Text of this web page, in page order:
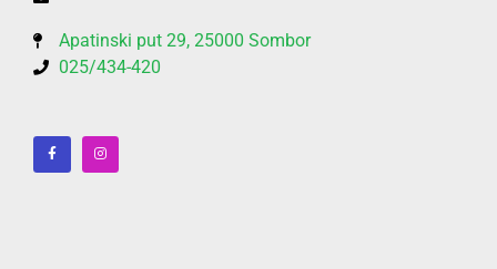
Apatinski put 29, 25000 Sombor
025/434-420